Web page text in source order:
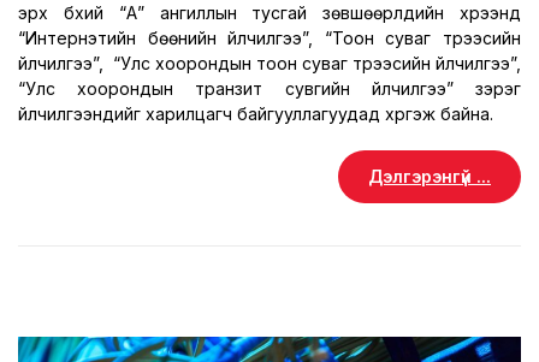
эрх бүхий “А” ангиллын тусгай зөвшөөрлүүдийн хүрээнд
“Интернэтийн бөөнийн үйлчилгээ”, “Тоон суваг түрээсийн
үйлчилгээ”, “Улс хоорондын тоон суваг түрээсийн үйлчилгээ”,
“Улс хоорондын транзит сувгийн үйлчилгээ” зэрэг
үйлчилгээнүүдийг харилцагч байгууллагуудад хүргэж байна.
Дэлгэрэнгүй ...